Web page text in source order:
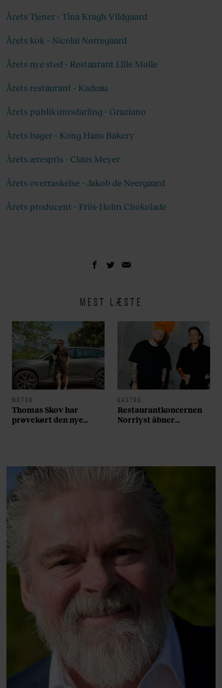
Derfor er illy B Corp-certificeret og anerkendt
Årets Tjener - Tina Kragh Vildgaard
Årets kok - Nicolai Nørregaard
Årets nye sted - Restaurant Lille Mølle
Årets restaurant - Kadeau
Årets publikumsdarling - Graziano
Årets bager - Kong Hans Bakery
Årets ærespris - Claus Meyer
Årets overraskelse - Jakob de Neergaard
Årets producent - Friis-Holm Chokolade
MEST LÆSTE
MOTOR
Thomas Skov har
prøvekørt den nye
GASTRO
Restaurantkoncernen
Norrlyst åbner